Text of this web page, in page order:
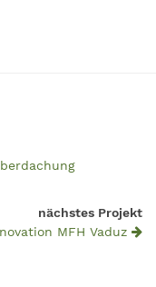
nächstes Projekt
MFH Vaduz